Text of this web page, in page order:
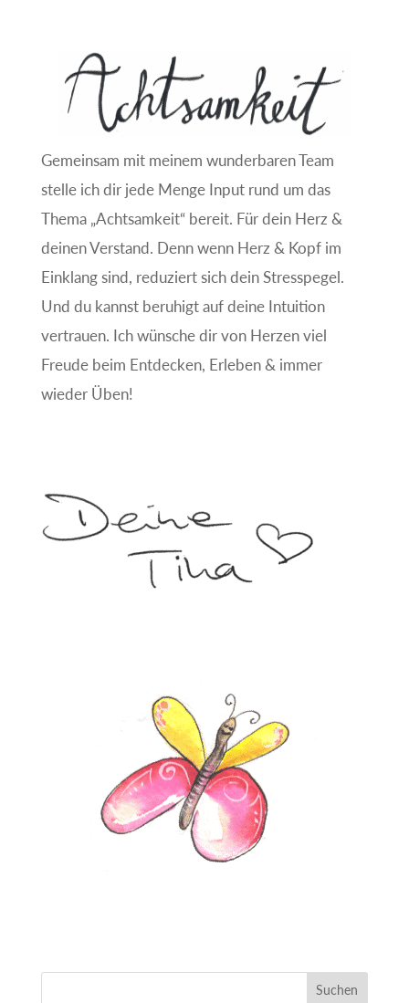
Gemeinsam mit meinem wunderbaren Team
stelle ich dir jede Menge Input rund um das
Thema „Achtsamkeit“ bereit. Für dein Herz &
deinen Verstand. Denn wenn Herz & Kopf im
Einklang sind, reduziert sich dein Stresspegel.
Und du kannst beruhigt auf deine Intuition
vertrauen. Ich wünsche dir von Herzen viel
Freude beim Entdecken, Erleben & immer
wieder Üben!